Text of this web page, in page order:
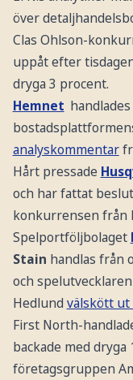
över
Clas Ohlson-
uppåt efter
dryga 3 procent.
Hemnet
analyskommentar
Hårt pressade
och har fattat
konkurrensen från
Spelportföljbolaget
Stain handlas från
och
Hedlund välskött ut
First North-
backade med
företagsgruppen